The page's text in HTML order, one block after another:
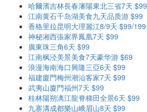
哈爾濱吉林長春瀋陽東北三省7天 $99
江南黄石千岛湖美食九天品质游 $99
香格里拉昆明大理麗江8/9天 $99/199
神秘湘西張家界鳳凰7天 $99
廣東珠三角6天 $99
江南枫泾美景美食7天豪华游 $69
浪漫海南海口興隆三亞6天 $99
福建廈門梅州潮汕客家7天 $99
武夷山廈門福州7天 $99
桂林陽朔漓江龍脊梯田全景6天 $99
九寨溝成都樂山峨眉山8天 $99